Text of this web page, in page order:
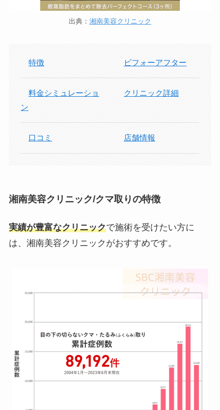
出典： 湘南美容クリニック
特徴 ビフォーアフター
料金シミュレーショ
ン
クリニック詳細
口コミ 店舗情報
湘南美容クリニック/クマ取りの特徴
実績が豊富なクリニックで施術を受けたい方に
は、湘南美容クリニックがおすすめです。